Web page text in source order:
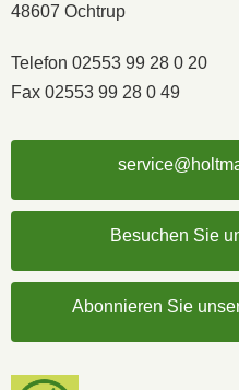
48607 Ochtrup
Telefon 02553 99 28 0 20
Fax 02553 99 28 0 49
Besuchen Sie
Abonnieren Sie